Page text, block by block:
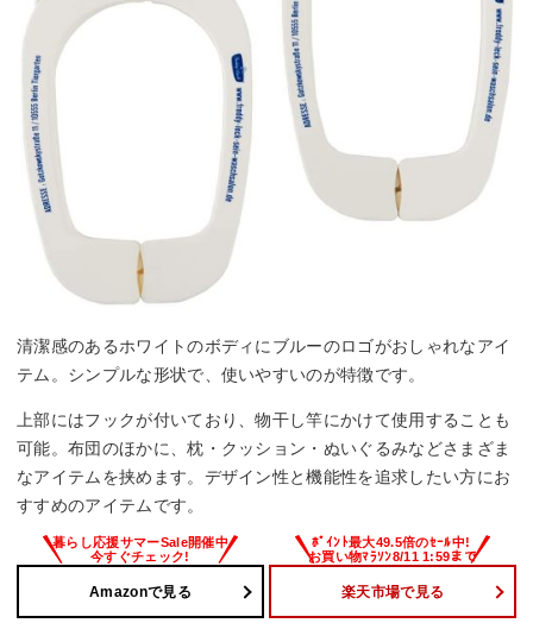
清潔感のあるホワイトのボディにブルーのロゴがおしゃれなアイ
テム。シンプルな形状で、使いやすいのが特徴です。
上部にはフックが付いており、物干し竿にかけて使用することも
可能。布団のほかに、枕・クッション・ぬいぐるみなどさまざま
なアイテムを挟めます。デザイン性と機能性を追求したい方にお
すすめのアイテムです。
Amazonで見る 楽天市場で見る